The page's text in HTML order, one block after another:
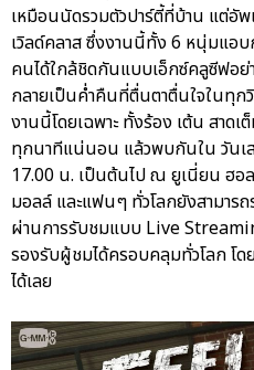
เหมือนนัดรวมตัวปาร์ตี้ที่บ้าน แต่อั
เวิลด์คลาส ซึ่งงานนี้ทั้ง 6 หนุ่มแอบ
คนได้ใกล้ชิดกันแบบเอ็กซ์คลูซีฟอ
กลายเป็นค่ำคืนที่ตื่นตาตื่นใจในทุ
งานนี้โดยเฉพาะ ทั้งร้อง เต้น สาด
ทุกนาทีแน่นอน แล้วพบกันใน วันเ
17.00 น. เป็นต้นไป ณ ยูเนี่ยน ฮอ
มอลล์ และแฟนๆ ทั่วโลกยังสามาร
ผ่านการรับชมแบบ Live
รองรับผู้ชมได้ครอบคลุมทั่วโลก โ
ได้เลย